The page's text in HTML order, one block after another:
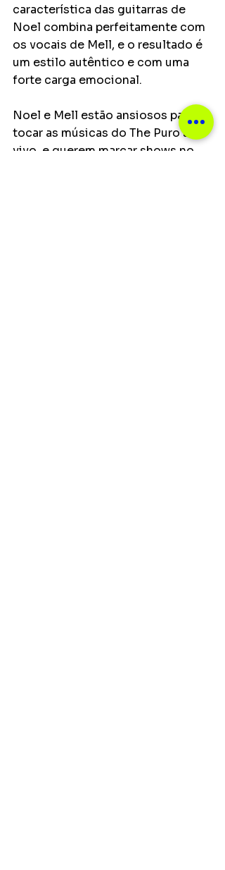
característica das guitarras de
Noel combina perfeitamente com
os vocais de Mell, e o resultado é
um estilo autêntico e com uma
forte carga emocional.
Noel e Mell estão ansiosos para
tocar as músicas do The Puro ao
vivo, e querem marcar shows no